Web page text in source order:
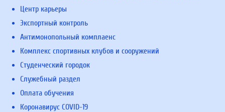
Центр карьеры
Экспортный контроль
Антимонопольный комплаенс
Комплекс спортивных клубов и сооружений
Студенческий городок
Служебный раздел
Оплата обучения
Коронавирус COVID-19